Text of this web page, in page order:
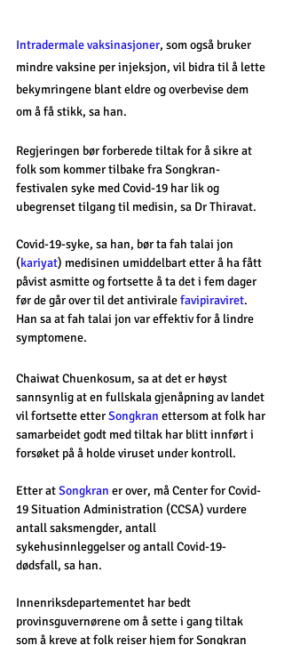
Intradermale vaksinasjoner, som også bruker
mindre vaksine per injeksjon, vil bidra til å lette
bekymringene blant eldre og overbevise dem
om å få stikk, sa han.
Regjeringen bør forberede tiltak for å sikre at
folk som kommer tilbake fra Songkran-
festivalen syke med Covid-19 har lik og
ubegrenset tilgang til medisin, sa Dr Thiravat.
Covid-19-syke, sa han, bør ta fah talai jon
(kariyat) medisinen umiddelbart etter å ha fått
påvist asmitte og fortsette å ta det i fem dager
før de går over til det antivirale favipiraviret.
Han sa at fah talai jon var effektiv for å lindre
symptomene.
Chaiwat Chuenkosum, sa at det er høyst
sannsynlig at en fullskala gjenåpning av landet
vil fortsette etter Songkran ettersom at folk har
samarbeidet godt med tiltak har blitt innført i
forsøket på å holde viruset under kontroll.
Etter at Songkran er over, må Center for Covid-
19 Situation Administration (CCSA) vurdere
antall saksmengder, antall
sykehusinnleggelser og antall Covid-19-
dødsfall, sa han.
Innenriksdepartementet har bedt
provinsguvernørene om å sette i gang tiltak
som å kreve at folk reiser hjem for Songkran